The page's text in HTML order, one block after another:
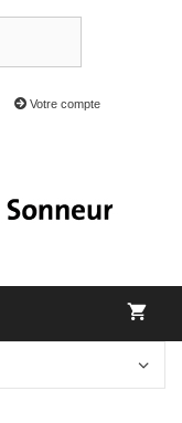
Votre compte